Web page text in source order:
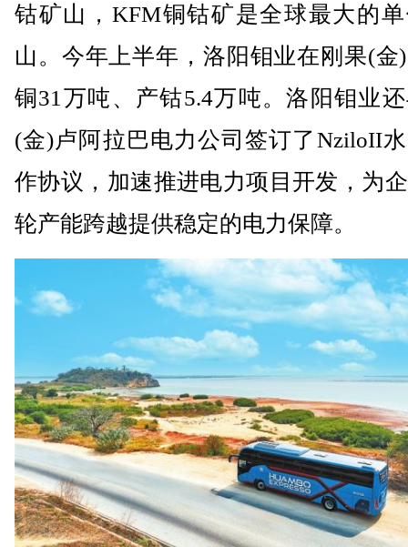
钴矿山，KFM铜钴矿是全球最大的
山。今年上半年，洛阳钼业在刚果(金
铜31万吨、产钴5.4万吨。洛阳钼业
(金)卢阿拉巴电力公司签订了NziloII
作协议，加速推进电力项目开发，为
轮产能跨越提供稳定的电力保障。